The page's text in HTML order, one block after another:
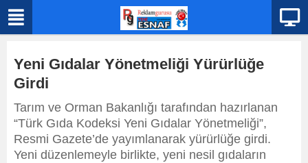
Yeni Gıdalar Yönetmeliği Yürürlüğe
Girdi
Tarım ve Orman Bakanlığı tarafından hazırlanan
“Türk Gıda Kodeksi Yeni Gıdalar Yönetmeliği”,
Resmi Gazete’de yayımlanarak yürürlüğe girdi.
Yeni düzenlemeyle birlikte, yeni nesil gıdaların